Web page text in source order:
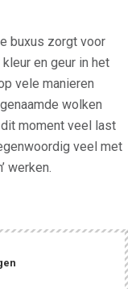
buxus zorgt voor
en geur in het
vele manieren
wolken
moment veel last
veel met
werken.